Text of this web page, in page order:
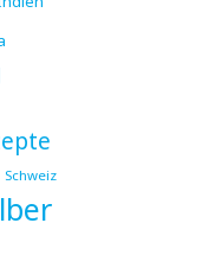
Schweiz